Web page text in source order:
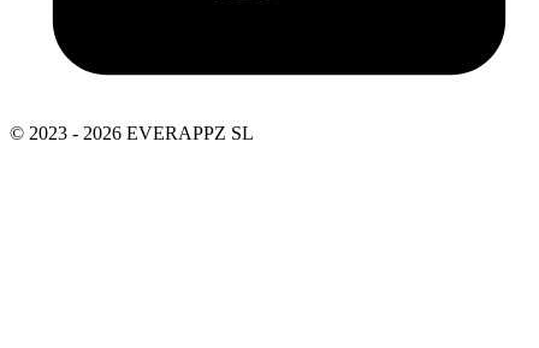
© 2023 - 2026 EVERAPPZ SL